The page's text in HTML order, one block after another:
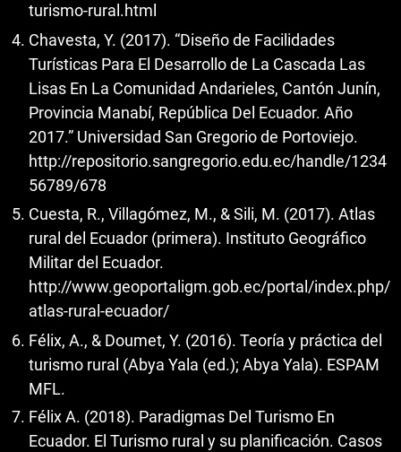
turismo-rural.html
Chavesta, Y. (2017). “Diseño de Facilidades
Turísticas Para El Desarrollo de La Cascada Las
Lisas En La Comunidad Andarieles, Cantón Junín,
Provincia Manabí, República Del Ecuador. Año
2017.” Universidad San Gregorio de Portoviejo.
http://repositorio.sangregorio.edu.ec/handle/1234
56789/678
Cuesta, R., Villagómez, M., & Sili, M. (2017). Atlas
rural del Ecuador (primera). Instituto Geográfico
Militar del Ecuador.
http://www.geoportaligm.gob.ec/portal/index.php/
atlas-rural-ecuador/
Félix, A., & Doumet, Y. (2016). Teoría y práctica del
turismo rural (Abya Yala (ed.); Abya Yala). ESPAM
MFL.
Félix A. (2018). Paradigmas Del Turismo En
Ecuador. El Turismo rural y su planificación. Casos